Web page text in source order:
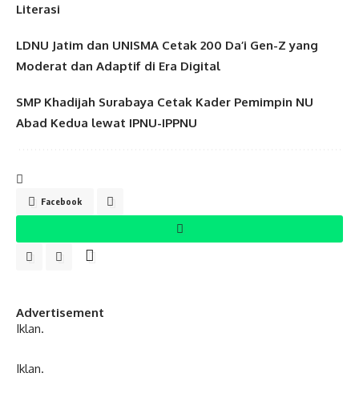
Literasi
LDNU Jatim dan UNISMA Cetak 200 Da’i Gen-Z yang
Moderat dan Adaptif di Era Digital
SMP Khadijah Surabaya Cetak Kader Pemimpin NU
Abad Kedua lewat IPNU-IPPNU
Facebook
Advertisement
Iklan.
Iklan.